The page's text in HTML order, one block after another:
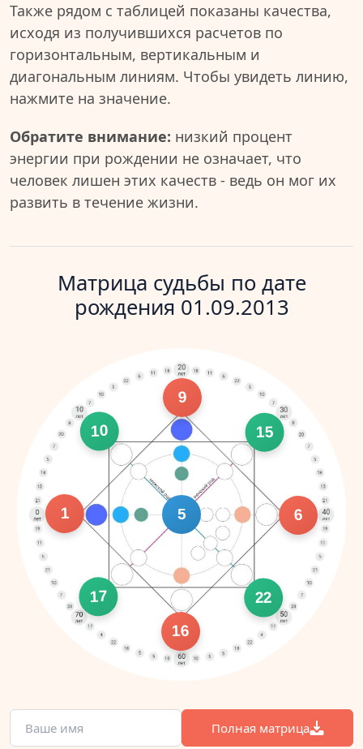
Также рядом с таблицей показаны качества,
исходя из получившихся расчетов по
горизонтальным, вертикальным и
диагональным линиям. Чтобы увидеть линию,
нажмите на значение.
Обратите внимание: низкий процент
энергии при рождении не означает, что
человек лишен этих качеств - ведь он мог их
развить в течение жизни.
Матрица судьбы по дате
рождения 01.09.2013
1
9
6
16
10 15
22
17
5
Полная матрица